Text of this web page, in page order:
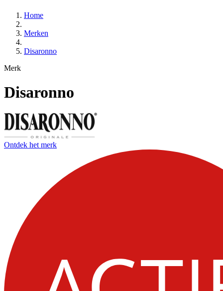
Home
Merken
Disaronno
Merk
Disaronno
Ontdek het merk